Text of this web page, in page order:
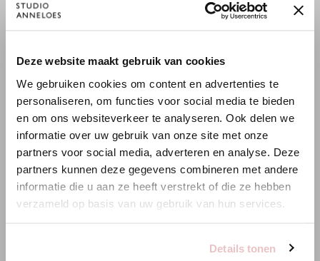
Deze website maakt gebruik van cookies
We gebruiken cookies om content en advertenties te
personaliseren, om functies voor social media te bieden
en om ons websiteverkeer te analyseren. Ook delen we
informatie over uw gebruik van onze site met onze
partners voor social media, adverteren en analyse. Deze
partners kunnen deze gegevens combineren met andere
informatie die u aan ze heeft verstrekt of die ze hebben
verzameld op basis van uw gebruik van hun services.
Details tonen
raffinierte mittlere Stoffdicke und bietet eine ausgewogene
Balance zwischen Stabilität und Geschmeidigkeit. Der Stoff trägt
seine Passform. Eine vielseitige Qualität mit eleganter
Bei Studio Anneloes steht Transparenz im Mittelpunkt. Wir teilen
Auswirkungen kontinuierlich zu senken.
Mehr über Nachhaltigkeit lesenbei Studio Anneloes.
Wasser
3.00 m3
Emissionen
3.00 kg CO2
Energie
15.00 kWh
WILLKOMMEN BEI STUDIO
ANNELOES
Es scheint, dass du uns von einem anderen Land aus
Bist du am richtigen Ort?
Zur niederländischen Seite wechseln